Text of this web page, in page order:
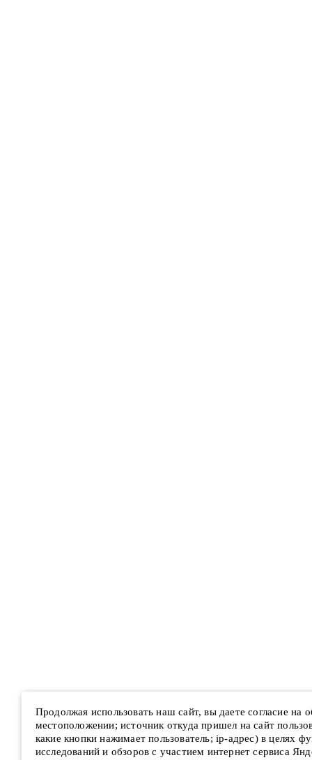
Продолжая использовать наш сайт, вы даете согласие на
местоположении; источник откуда пришел на сайт
какие кнопки нажимает пользователь; ip-адрес) в целях
исследований и обзоров с участием интернет сервиса